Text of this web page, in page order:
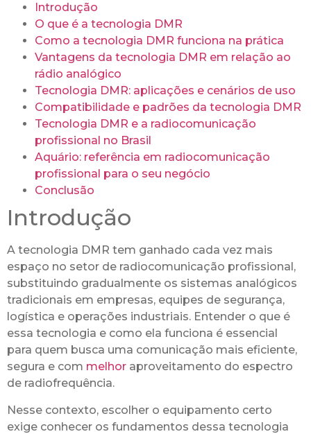
Introdução
O que é a tecnologia DMR
Como a tecnologia DMR funciona na prática
Vantagens da tecnologia DMR em relação ao
rádio analógico
Tecnologia DMR: aplicações e cenários de uso
Compatibilidade e padrões da tecnologia DMR
Tecnologia DMR e a radiocomunicação
profissional no Brasil
Aquário: referência em radiocomunicação
profissional para o seu negócio
Conclusão
Introdução
A tecnologia DMR tem ganhado cada vez mais
espaço no setor de radiocomunicação profissional,
substituindo gradualmente os sistemas analógicos
tradicionais em empresas, equipes de segurança,
logística e operações industriais. Entender o que é
essa tecnologia e como ela funciona é essencial
para quem busca uma comunicação mais eficiente,
segura e com melhor aproveitamento do espectro
de radiofrequência.
Nesse contexto, escolher o equipamento certo
exige conhecer os fundamentos dessa tecnologia